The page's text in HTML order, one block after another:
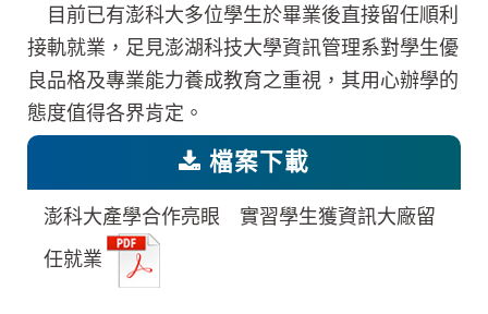
目前已有澎科大多位學生於畢業後直接留任順利
接軌就業，足見澎湖科技大學資訊管理系對學生優
良品格及專業能力養成教育之重視，其用心辦學的
態度值得各界肯定。
檔案下載
澎科大產學合作亮眼 實習學生獲資訊大廠留
任就業